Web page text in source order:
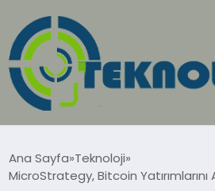
Ana Sayfa Teknoloji
MicroStrategy, Bitcoin Yatırımlarını